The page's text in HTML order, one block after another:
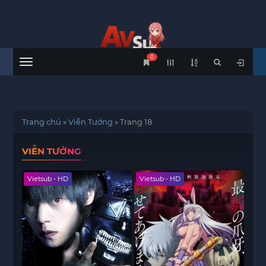
Menu
0
Trang chủ »Viễn Tưởng »Trang 18
VIỄN TƯỞNG
Vietsub - HD Vietsub - HD